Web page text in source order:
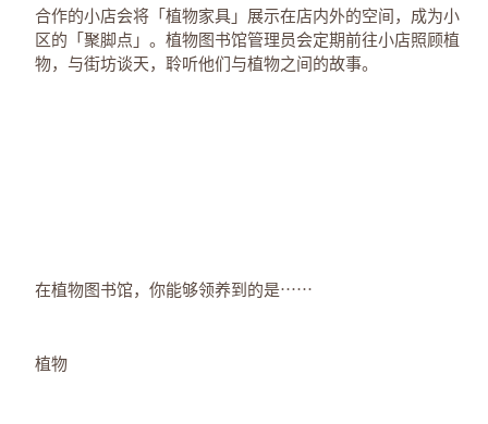
合作的小店会将「植物家具」展示在店内外的空间，成为小
区的「聚脚点」。植物图书馆管理员会定期前往小店照顾植
物，与街坊谈天，聆听他们与植物之间的故事。
在植物图书馆，你能够领养到的是⋯⋯
植物